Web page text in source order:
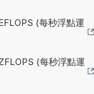
(每秒浮點運
(每秒浮點運